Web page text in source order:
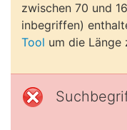
zwischen 70 und
inbegriffen)
Tool um die Länge